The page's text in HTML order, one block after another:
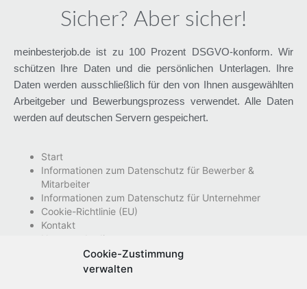
Cookie-Zustimmung
verwalten
Sicher? Aber sicher!
meinbesterjob.de ist zu 100 Prozent DSGVO-konform. Wir
schützen Ihre Daten und die persönlichen Unterlagen. Ihre
Daten werden ausschließlich für den von Ihnen ausgewählten
Arbeitgeber und Bewerbungsprozess verwendet. Alle Daten
werden auf deutschen Servern gespeichert.
Start
Informationen zum Datenschutz für Bewerber &
Mitarbeiter
Informationen zum Datenschutz für Unternehmer
Cookie-Richtlinie (EU)
Kontakt
Nutzungsbedingungen
Impressum
Datenschutzhinweise